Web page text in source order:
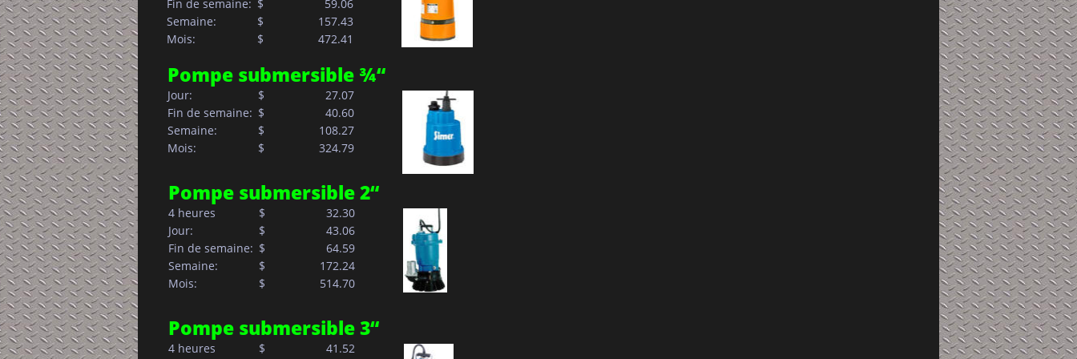
Pompe submersible ¾“
Jour: $
  27.07
Fin de semaine: $
  40.60
Semaine:
$
108.27
Mois:
$ 324.79
Pompe submersible 2“
4 heures $
  32.30
Jour:
$
  43.06
Fin de semaine: $
  64.59
Semaine:
$
172.24
Mois:
$ 514.70
Pompe submersible 3“
4 heures $
  41.52
Fin de semaine: $
  59.06
Semaine:
$
157.43
Mois:
$ 472.41